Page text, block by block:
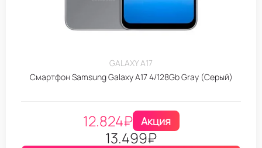
GALAXY A17
Смартфон Samsung Galaxy A17 4/128Gb Gray (Серый)
12.824₽ Акция
13.499₽